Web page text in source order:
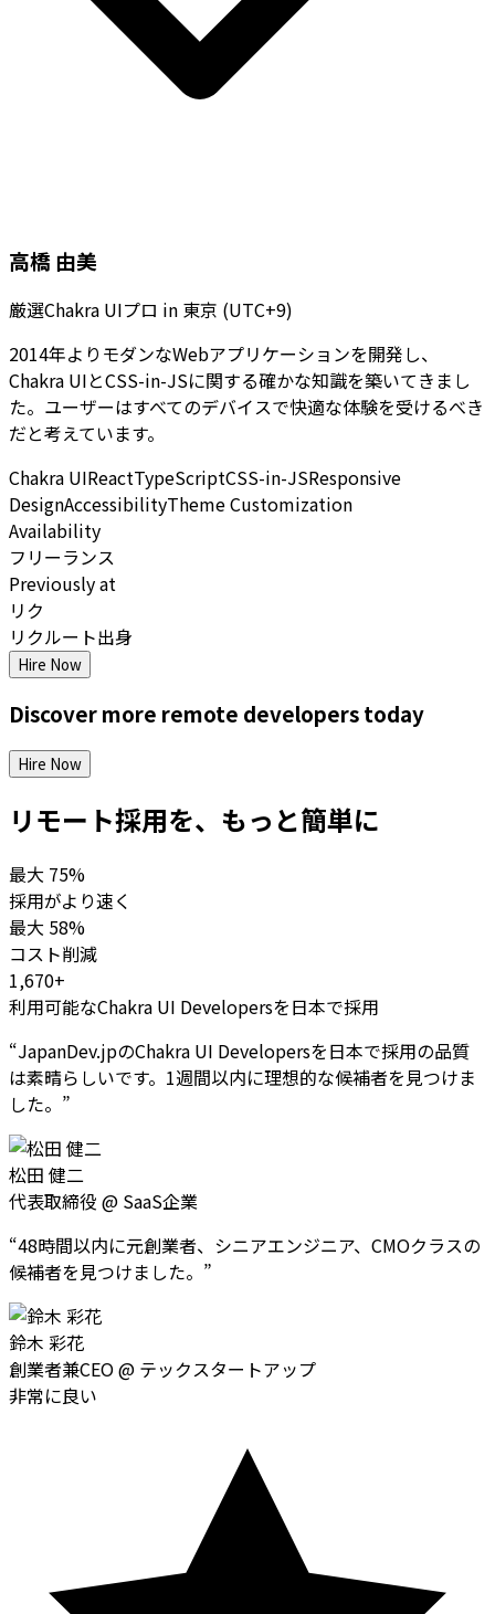
高橋 由美
厳選Chakra UIプロ in 東京 (UTC+9)
2014年よりモダンなWebアプリケーションを開発し、
Chakra UIとCSS-in-JSに関する確かな知識を築いてきまし
た。ユーザーはすべてのデバイスで快適な体験を受けるべき
だと考えています。
Chakra UIReactTypeScriptCSS-in-JSResponsive
DesignAccessibilityTheme Customization
Availability
フリーランス
Previously at
リク
リクルート出身
Hire Now
Discover more remote developerstoday
Hire Now
リモート採用を、もっと簡単に
最大 75%
採用がより速く
最大 58%
コスト削減
1,670+
利用可能なChakra UI Developersを日本で採用
“JapanDev.jpのChakra UI Developersを日本で採用の品質
は素晴らしいです。1週間以内に理想的な候補者を見つけま
した。 ”
松田 健二
代表取締役 @ SaaS企業
“48時間以内に元創業者、シニアエンジニア、CMOクラスの
候補者を見つけました。 ”
鈴木 彩花
創業者兼CEO@ テックスタートアップ
非常に良い